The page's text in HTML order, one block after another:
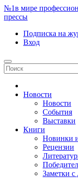
№1в мире
прессы
Подписка на
Вход
Новости
Новости
События
Выставки
Книги
Новинки
Рецензии
Заметки с